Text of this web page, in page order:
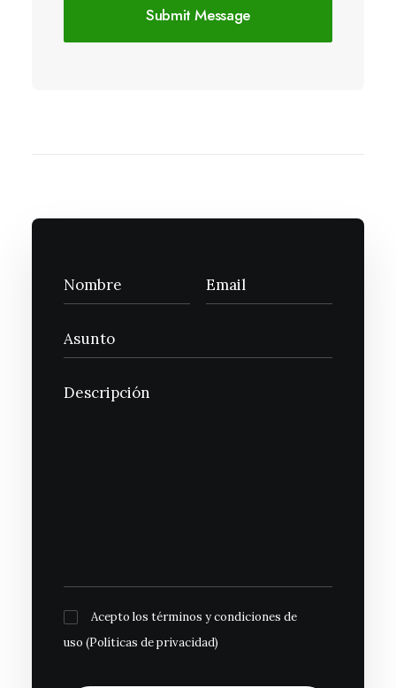
Acepto los términos y condiciones de
uso (Políticas de privacidad)